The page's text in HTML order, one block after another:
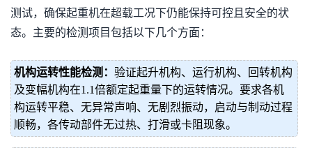
测试，确保起重机在超载工况下仍能保持可控且安全的状
态。主要的检测项目包括以下几个方面：
机构运转性能检测： 验证起升机构、运行机构、回转机构
及变幅机构在1.1倍额定起重量下的运转情况。要求各机
构运转平稳、无异常声响、无剧烈振动，启动与制动过程
顺畅，各传动部件无过热、打滑或卡阻现象。